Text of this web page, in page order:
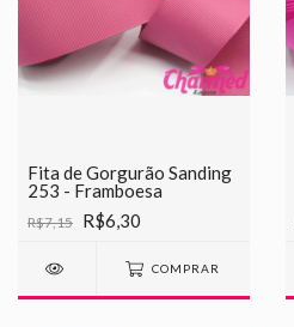
Fita de Gorgurão Sanding
253 - Framboesa
R$7,15 R$6,30
COMPRAR